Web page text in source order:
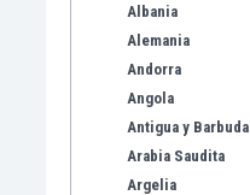
Albania
Alemania
Andorra
Angola
Antigua y Barbuda
Arabia Saudita
Argelia